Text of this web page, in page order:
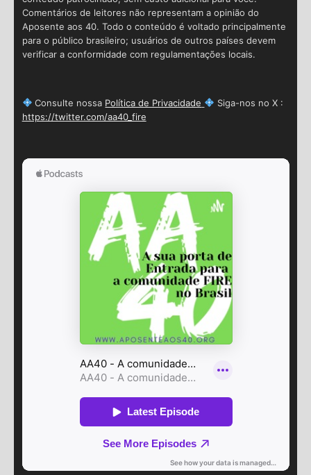
Comentários de leitores não representam a opinião do
Aposente aos 40. Todo o conteúdo é voltado principalmente
para o público brasileiro; usuários de outros países devem
verificar a conformidade com regulamentações locais.
Consulte nossa Política de Privacidade
Siga-nos no X :
https://twitter.com/aa40_fire